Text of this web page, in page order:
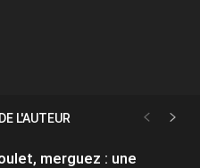
L'AUTEUR
merguez : une